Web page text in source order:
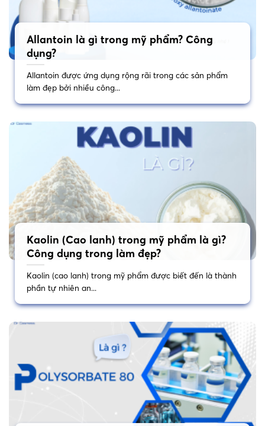
Allantoin là gì trong mỹ phẩm? Công
dụng?
Allantoin được ứng dụng rộng rãi trong các sản phẩm
làm đẹp bởi nhiều công...
Kaolin (Cao lanh) trong mỹ phẩm là gì?
Công dụng trong làm đẹp?
Kaolin (cao lanh) trong mỹ phẩm được biết đến là thành
phần tự nhiên an...